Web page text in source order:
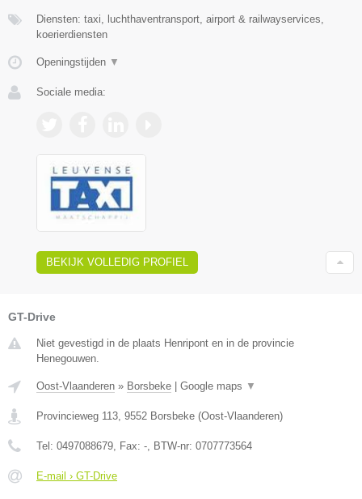
Diensten: taxi, luchthaventransport, airport & railwayservices,
koerierdiensten
Openingstijden ▼
Sociale media:
BEKIJK VOLLEDIG PROFIEL
GT-Drive
Niet gevestigd in de plaats Henripont en in de provincie
Henegouwen.
Oost-Vlaanderen » Borsbeke Google maps ▼
Provincieweg 113, 9552 Borsbeke (Oost-Vlaanderen)
Tel: 0497088679, Fax: -, BTW-nr: 0707773564
E-mail › GT-Drive